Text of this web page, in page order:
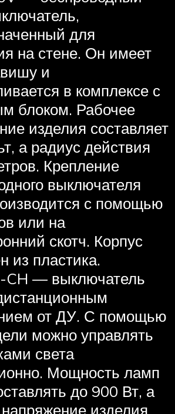
для
на стене. Он имеет
и
в комплексе с
блоком. Рабочее
изделия составляет
а радиус действия
Крепление
выключателя
с помощью
или на
скотч. Корпус
из пластика.
CH — выключатель
от ДУ. С помощью
можно управлять
света
Мощность ламп
до 900 Вт, а
изделия